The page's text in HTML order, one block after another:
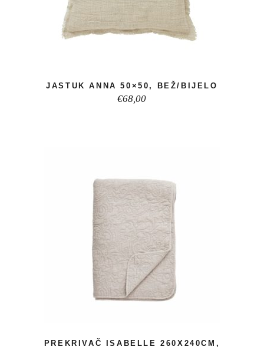
JASTUK ANNA 50×50, BEŽ/BIJELO
€68,00
PREKRIVAČ ISABELLE 260X240CM,